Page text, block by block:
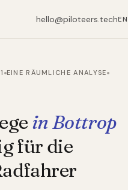
hello@piloteers.techEN
EINE RÄUMLICHE ANALYSE
in Bottrop
für die